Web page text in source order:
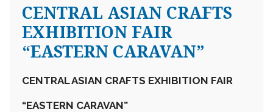
CENTRAL ASIAN CRAFTS
EXHIBITION FAIR
“EASTERN CARAVAN”
CENTRAL ASIAN CRAFTS EXHIBITION FAIR
“EASTERN CARAVAN”